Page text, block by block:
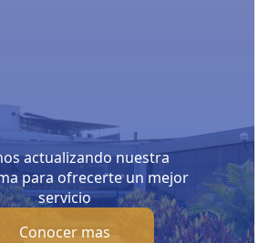
actualizando nuestra
para ofrecerte un mejor
servicio
Conocer mas